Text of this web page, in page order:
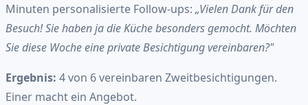
Minuten personalisierte Follow-ups: „Vielen Dank für den
Besuch! Sie haben ja die Küche besonders gemocht. Möchten
Sie diese Woche eine private Besichtigung vereinbaren?"
Ergebnis: 4 von 6 vereinbaren Zweitbesichtigungen.
Einer macht ein Angebot.